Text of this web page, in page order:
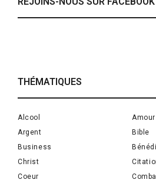
THÉMATIQUES
Alcool
Amour
Argent
Bible
Business
Christ
Coeur